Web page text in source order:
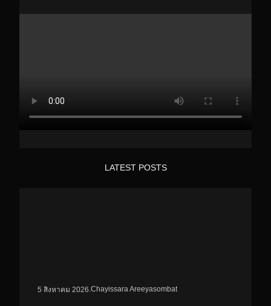
LATEST POSTS
5 สิงหาคม 2026.Chayissara Areeyasombat